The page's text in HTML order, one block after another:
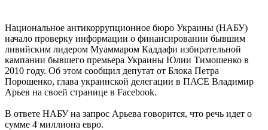
Национальное антикоррупционное бюро Украины (НАБУ)
начало проверку информации о финансировании бывшим
ливийским лидером Муаммаром Каддафи избирательной
кампании бывшего премьера Украины Юлии Тимошенко в
2010 году. Об этом сообщил депутат от Блока Петра
Порошенко, глава украинской делегации в ПАСЕ Владимир
Арьев на своей странице в Facebook.
В ответе НАБУ на запрос Арьева говорится, что речь идет о
сумме 4 миллиона евро.